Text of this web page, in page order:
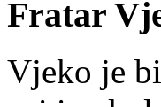
Fratar
Vjeko je